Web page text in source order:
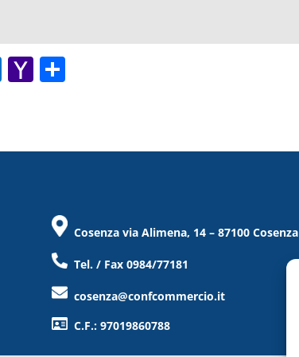
O
o
Y
o
ai
di
Cosenza via Alimena, 14 – 87100 Cosenza
Tel. / Fax 0984/77181
cosenza@confcommercio.it
C.F.: 97019860788